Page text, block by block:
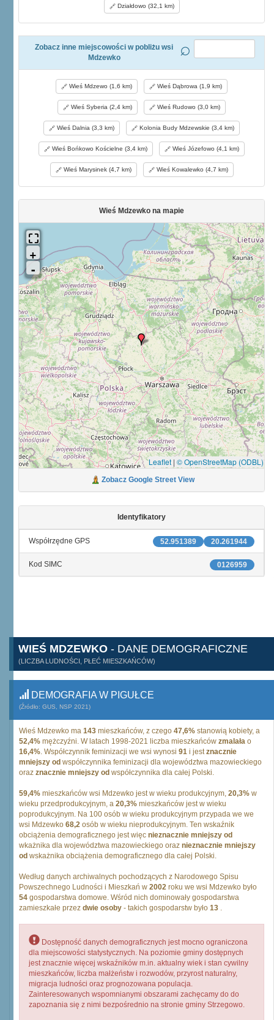
Działdowo (32,1 km)
Zobacz inne miejscowości w pobliżu wsi
Mdzewko
Wieś Mdzewo (1,6 km) Wieś Dąbrowa (1,9 km)
Wieś Syberia (2,4 km) Wieś Rudowo (3,0 km)
Wieś Dalnia (3,3 km) Kolonia Budy Mdzewskie (3,4 km)
Wieś Bońkowo Kościelne (3,4 km) Wieś Józefowo (4,1 km)
Wieś Marysinek (4,7 km) Wieś Kowalewko (4,7 km)
Wieś Mdzewko na mapie
Leaflet | © OpenStreetMap (ODBL)
Zobacz Google Street View
Identyfikatory
20.261944
52.951389
Współrzędne GPS
0126959
Kod SIMC
WIEŚ MDZEWKO - DANE DEMOGRAFICZNE
(LICZBA LUDNOŚCI, PŁEĆ MIESZKAŃCÓW)
DEMOGRAFIA W PIGUŁCE
(Źródło: GUS, NSP 2021)
Wieś Mdzewko ma 143 mieszkańców, z czego 47,6% stanowią kobiety, a
52,4% mężczyźni. W latach 1998-2021 liczba mieszkańców zmalała o
16,4%. Współczynnik feminizacji we wsi wynosi 91 i jestznacznie
mniejszy od współczynnika feminizacji dla województwa mazowieckiego
oraz znacznie mniejszy od współczynnika dla całej Polski.
59,4% mieszkańców wsi Mdzewko jest w wieku produkcyjnym, 20,3% w
wieku przedprodukcyjnym, a 20,3% mieszkańców jest w wieku
poprodukcyjnym. Na 100 osób w wieku produkcyjnym przypada we we
wsi Mdzewko 68,2 osób w wieku nieprodukcyjnym. Ten wskaźnik
obciążenia demograficznego jest więc nieznacznie mniejszy od
wkażnika dla województwa mazowieckiego oraz nieznacznie mniejszy
od wskażnika obciążenia demograficznego dla całej Polski.
Według danych archiwalnych pochodzących z Narodowego Spisu
Powszechnego Ludności i Mieszkań w 2002 roku we wsi Mdzewko było
54 gospodarstwa domowe. Wśród nich dominowały gospodarstwa
zamieszkałe przez dwie osoby - takich gospodarstw było 13 .
Dostępność danych demograficznych jest mocno ograniczona
dla miejscowości statystycznych. Na poziomie gminy dostępnych
jest znacznie więcej wskaźników m.in. aktualny wiek i stan cywilny
mieszkańców, liczba małżeństw i rozwodów, przyrost naturalny,
migracja ludności oraz prognozowana populacja.
Zainteresowanych wspomnianymi obszarami zachęcamy do do
zapoznania się z nimi bezpośrednio na stronie gminy Strzegowo.